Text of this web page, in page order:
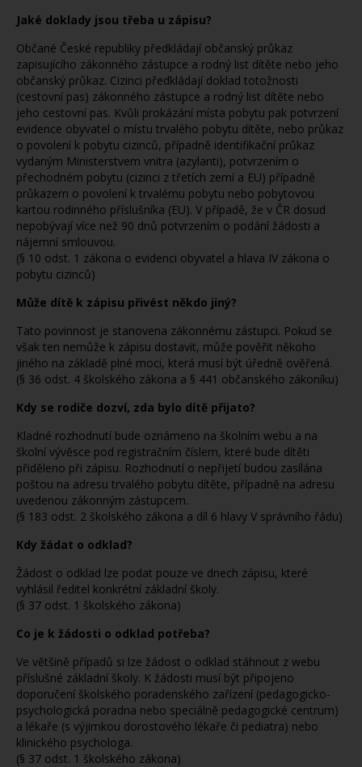
Jaké doklady jsou třeba u zápisu?
Občané České republiky předkládají občanský průkaz
zapisujícího zákonného zástupce a rodný list dítěte nebo jeho
občanský průkaz. Cizinci předkládají doklad totožnosti
(cestovní pas) zákonného zástupce a rodný list dítěte nebo
jeho cestovní pas. Kvůli prokázání místa pobytu pak potvrzení
evidence obyvatel o místu trvalého pobytu dítěte, nebo průkaz
o povolení k pobytu cizinců, případně identifikační průkaz
vydaným Ministerstvem vnitra (azylanti), potvrzením o
přechodném pobytu (cizinci z třetích zemí a EU) případně
průkazem o povolení k trvalému pobytu nebo pobytovou
kartou rodinného příslušníka (EU). V případě, že v ČR dosud
nepobývají více než 90 dnů potvrzením o podání žádosti a
nájemní smlouvou.
(§ 10 odst. 1 zákona o evidenci obyvatel a hlava IV zákona o
pobytu cizinců)
Může dítě k zápisu přivést někdo jiný?
Tato povinnost je stanovena zákonnému zástupci. Pokud se
však ten nemůže k zápisu dostavit, může pověřit někoho
jiného na základě plné moci, která musí být úředně ověřená.
(§ 36 odst. 4 školského zákona a § 441 občanského zákoníku)
Kdy se rodiče dozví, zda bylo dítě přijato?
Kladné rozhodnutí bude oznámeno na školním webu a na
školní vývěsce pod registračním číslem, které bude dítěti
přiděleno při zápisu. Rozhodnutí o nepřijetí budou zasílána
poštou na adresu trvalého pobytu dítěte, případně na adresu
uvedenou zákonným zástupcem.
(§ 183 odst. 2 školského zákona a díl 6 hlavy V správního řádu)
Kdy žádat o odklad?
Žádost o odklad lze podat pouze ve dnech zápisu, které
vyhlásil ředitel konkrétní základní školy.
(§ 37 odst. 1 školského zákona)
Co je k žádosti o odklad potřeba?
Ve většině případů si lze žádost o odklad stáhnout z webu
příslušné základní školy. K žádosti musí být připojeno
doporučení školského poradenského zařízení (pedagogicko-
psychologická poradna nebo speciálně pedagogické centrum)
a lékaře (s výjimkou dorostového lékaře či pediatra) nebo
klinického psychologa.
(§ 37 odst. 1 školského zákona)